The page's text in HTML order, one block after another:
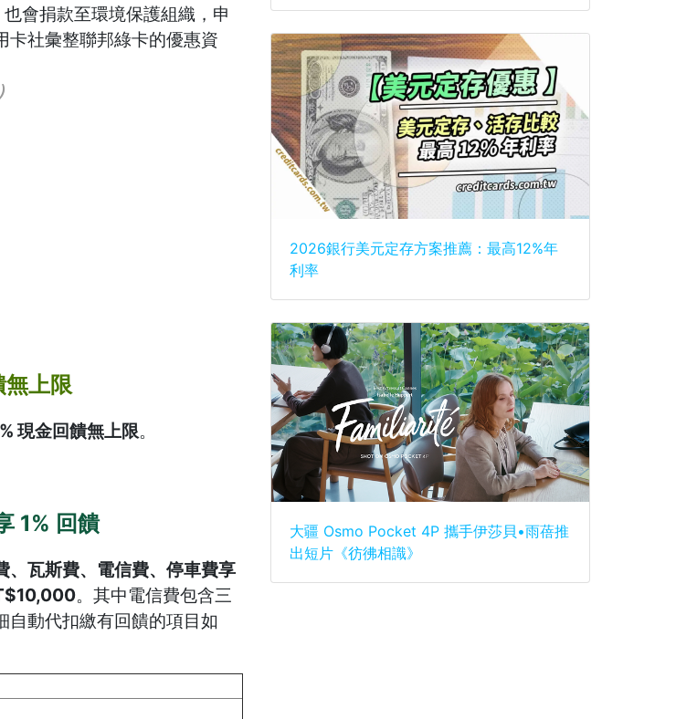
會捐款至環境保護組織，申
卡社彙整聯邦綠卡的優惠資
無上限
現金回饋無上限。
1% 回饋
、瓦斯費、電信費、停車費享
。其中電信費包含三
自動代扣繳有回饋的項目如
2026銀行美元定存方案推薦：最高12%年
利率
大疆 Osmo Pocket 4P 攜手伊莎貝•雨蓓推
出短片《彷彿相識》